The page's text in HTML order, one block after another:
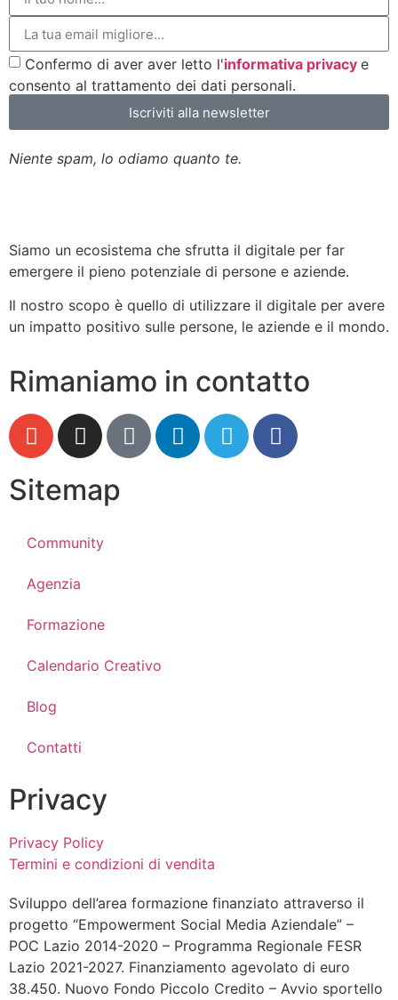
Confermo di aver aver letto l'informativa privacy e
consento al trattamento dei dati personali.
Iscriviti alla newsletter
Niente spam, lo odiamo quanto te.
Siamo un ecosistema che sfrutta il digitale per far
emergere il pieno potenziale di persone e aziende.
Il nostro scopo è quello di utilizzare il digitale per avere
un impatto positivo sulle persone, le aziende e il mondo.
Rimaniamo in contatto
Sitemap
Community
Agenzia
Formazione
Calendario Creativo
Blog
Contatti
Privacy
Privacy Policy
Termini e condizioni di vendita
Sviluppo dell’area formazione finanziato attraverso il
progetto “Empowerment Social Media Aziendale” –
POC Lazio 2014-2020 – Programma Regionale FESR
Lazio 2021-2027. Finanziamento agevolato di euro
38.450. Nuovo Fondo Piccolo Credito – Avvio sportello